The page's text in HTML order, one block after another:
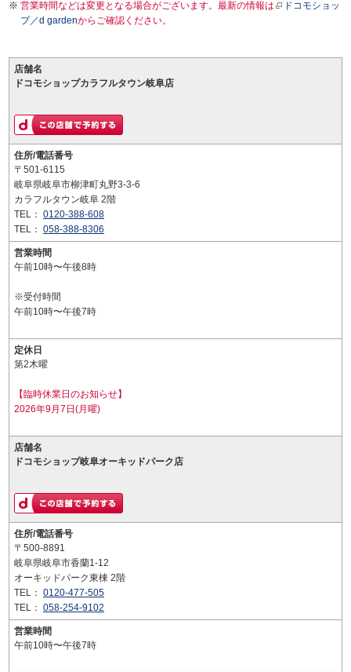
営業時間などは変更となる場合がございます。最新の情報は
ドコモショッ
プ／d gardenからご確認ください。
店舗名
ドコモショップカラフルタウン岐阜店
住所/電話番号
〒501-6115
岐阜県岐阜市柳津町丸野3-3-6
カラフルタウン岐阜 2階
TEL： 0120-388-608
TEL： 058-388-8306
営業時間
午前10時〜午後8時
※受付時間
午前10時〜午後7時
定休日
第2木曜
【臨時休業日のお知らせ】
2026年9月7日(月曜)
店舗名
ドコモショップ岐阜オーキッドパーク店
住所/電話番号
〒500-8891
岐阜県岐阜市香蘭1-12
オーキッドパーク東棟 2階
TEL： 0120-477-505
TEL： 058-254-9102
営業時間
午前10時〜午後7時